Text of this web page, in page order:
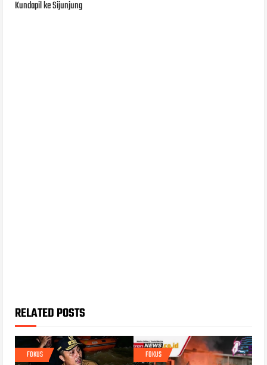
Kundapil ke Sijunjung
RELATED POSTS
FOKUS FOKUS